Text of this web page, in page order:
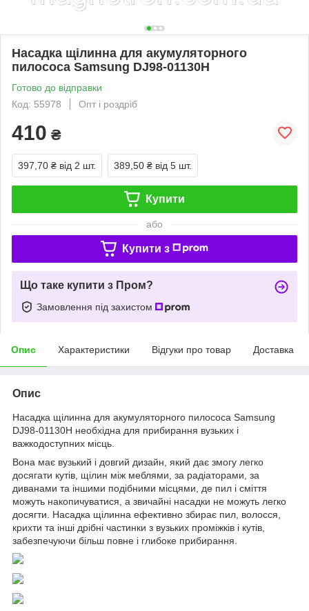
Насадка щілинна для акумуляторного
пилососа Samsung DJ98-01130H
Готово до відправки
Код: 55978
Опт і роздріб
410 ₴
397,70 ₴ від 2 шт. 389,50 ₴ від 5 шт.
Купити
або
Купити з
Що таке купити з Пром?
Замовлення під захистом
Опис Характеристики Відгуки про товар Доставка
Опис
Насадка щілинна для акумуляторного пилососа Samsung
DJ98-01130H необхідна для прибирання вузьких і
важкодоступних місць.
Вона має вузький і довгий дизайн, який дає змогу легко
досягати кутів, щілин між меблями, за радіаторами, за
диванами та іншими подібними місцями, де пил і сміття
можуть накопичуватися, а звичайні насадки не можуть легко
досягти. Насадка щілинна ефективно збирає пил, волосся,
крихти та інші дрібні частинки з вузьких проміжків і кутів,
забезпечуючи більш повне і глибоке прибирання.